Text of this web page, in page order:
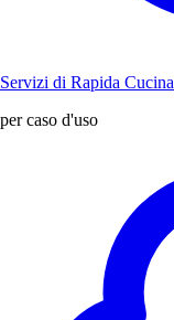
Servizi di Rapida Cucina
per caso d'uso